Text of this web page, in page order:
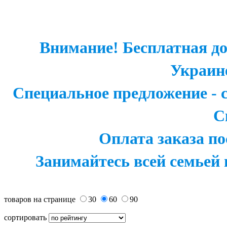
Внимание! Бесплатная
Специальное предложение
Оплата заказа
Занимайтесь всей
товаров на странице 30 60 90
сортировать